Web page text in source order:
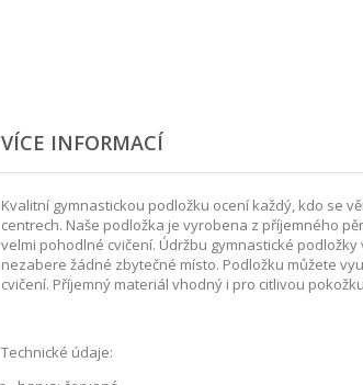
VÍCE INFORMACÍ
Kvalitní gymnastickou podložku ocení každý, kdo se
centrech. Naše podložka je vyrobena z příjemného
velmi pohodlné cvičení. Údržbu gymnastické
nezabere žádné zbytečné místo. Podložku můžete
cvičení. Příjemný materiál vhodný i pro citlivou
Technické údaje: